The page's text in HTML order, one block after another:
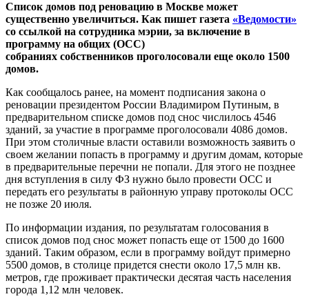
Список домов под реновацию в Москве может
существенно увеличиться. Как пишет газета «Ведомости»
со ссылкой на сотрудника мэрии, за включение в
программу на общих (ОСС)
собраниях собственников проголосовали еще около 1500
домов.
Как сообщалось ранее, на момент подписания закона о
реновации президентом России Владимиром Путиным, в
предварительном списке домов под снос числилось 4546
зданий, за участие в программе проголосовали 4086 домов.
При этом столичные власти оставили возможность заявить о
своем желании попасть в программу и другим домам, которые
в предварительные перечни не попали. Для этого не позднее
дня вступления в силу ФЗ нужно было провести ОСС и
передать его результаты в районную управу протоколы ОСС
не позже 20 июля.
По информации издания, по результатам голосования в
список домов под снос может попасть еще от 1500 до 1600
зданий. Таким образом, если в программу войдут примерно
5500 домов, в столице придется снести около 17,5 млн кв.
метров, где проживает практически десятая часть населения
города 1,12 млн человек.